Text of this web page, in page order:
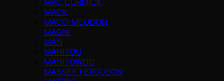
MAC CORMICK
MACK
MACO-MEUDON
MAGNI
MAN
MANITOU
MANITOWOC
MASSEY FERGUSON